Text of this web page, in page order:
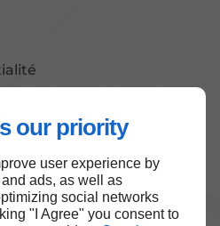
our priority
user experience by
ads, as well as
social networks
"I Agree" you consent to
de page